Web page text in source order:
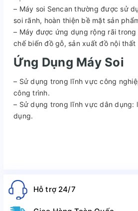
– Máy soi Sencan thường được sử
soi rãnh, hoàn thiện bề mặt sản
– Máy được ứng dụng rộng rãi
chế biến đồ gỗ, sản xuất đồ nội thất
Ứng Dụng Máy Soi
– Sử dụng trong lĩnh vực công
công trình.
– Sử dụng trong lĩnh vực dân dụng:
dụng.
Hỗ trợ 24/7